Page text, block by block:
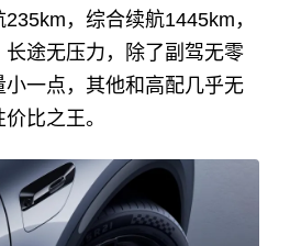
，综合续航1445km，
长途无压力，除了副驾无零
一点，其他和高配几乎无
比之王。